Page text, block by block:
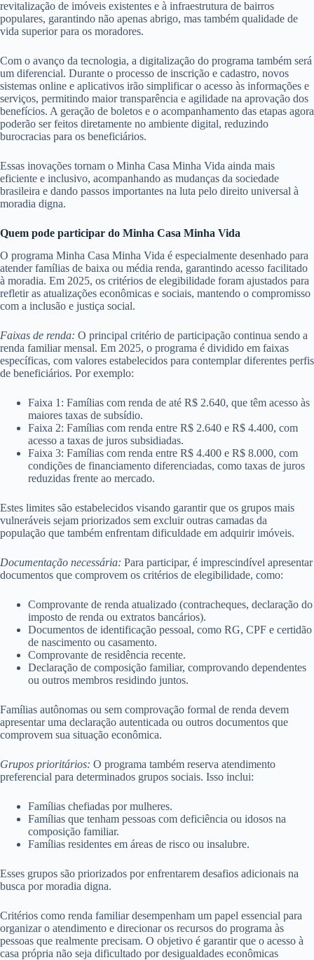
revitalização de imóveis existentes e à infraestrutura de bairros
populares, garantindo não apenas abrigo, mas também qualidade de
vida superior para os moradores.
Com o avanço da tecnologia, a digitalização do programa também será
um diferencial. Durante o processo de inscrição e cadastro, novos
sistemas online e aplicativos irão simplificar o acesso às informações e
serviços, permitindo maior transparência e agilidade na aprovação dos
benefícios. A geração de boletos e o acompanhamento das etapas agora
poderão ser feitos diretamente no ambiente digital, reduzindo
burocracias para os beneficiários.
Essas inovações tornam o Minha Casa Minha Vida ainda mais
eficiente e inclusivo, acompanhando as mudanças da sociedade
brasileira e dando passos importantes na luta pelo direito universal à
moradia digna.
Quem pode participar do Minha Casa Minha Vida
O programa Minha Casa Minha Vida é especialmente desenhado para
atender famílias de baixa ou média renda, garantindo acesso facilitado
à moradia. Em 2025, os critérios de elegibilidade foram ajustados para
refletir as atualizações econômicas e sociais, mantendo o compromisso
com a inclusão e justiça social.
Faixas de renda: O principal critério de participação continua sendo a
renda familiar mensal. Em 2025, o programa é dividido em faixas
específicas, com valores estabelecidos para contemplar diferentes perfis
de beneficiários. Por exemplo:
Faixa 1: Famílias com renda de até R$ 2.640, que têm acesso às
maiores taxas de subsídio.
Faixa 2: Famílias com renda entre R$ 2.640 e R$ 4.400, com
acesso a taxas de juros subsidiadas.
Faixa 3: Famílias com renda entre R$ 4.400 e R$ 8.000, com
condições de financiamento diferenciadas, como taxas de juros
reduzidas frente ao mercado.
Estes limites são estabelecidos visando garantir que os grupos mais
vulneráveis sejam priorizados sem excluir outras camadas da
população que também enfrentam dificuldade em adquirir imóveis.
Documentação necessária: Para participar, é imprescindível apresentar
documentos que comprovem os critérios de elegibilidade, como:
Comprovante de renda atualizado (contracheques, declaração do
imposto de renda ou extratos bancários).
Documentos de identificação pessoal, como RG, CPF e certidão
de nascimento ou casamento.
Comprovante de residência recente.
Declaração de composição familiar, comprovando dependentes
ou outros membros residindo juntos.
Famílias autônomas ou sem comprovação formal de renda devem
apresentar uma declaração autenticada ou outros documentos que
comprovem sua situação econômica.
Grupos prioritários: O programa também reserva atendimento
preferencial para determinados grupos sociais. Isso inclui:
Famílias chefiadas por mulheres.
Famílias que tenham pessoas com deficiência ou idosos na
composição familiar.
Famílias residentes em áreas de risco ou insalubre.
Esses grupos são priorizados por enfrentarem desafios adicionais na
busca por moradia digna.
Critérios como renda familiar desempenham um papel essencial para
organizar o atendimento e direcionar os recursos do programa às
pessoas que realmente precisam. O objetivo é garantir que o acesso à
casa própria não seja dificultado por desigualdades econômicas